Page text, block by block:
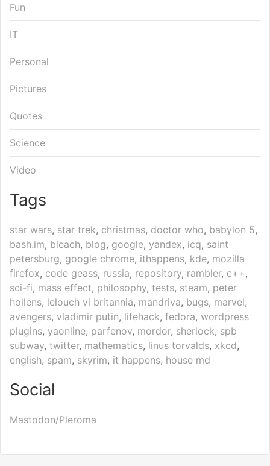
Fun
IT
Personal
Pictures
Quotes
Science
Video
Tags
star wars, star trek, christmas, doctor who, babylon 5,
bash.im, bleach, blog, google, yandex, icq, saint
petersburg, google chrome, ithappens, kde, mozilla
firefox, code geass, russia, repository, rambler, c++,
sci-fi, mass effect, philosophy, tests, steam, peter
hollens, lelouch vi britannia, mandriva, bugs, marvel,
avengers, vladimir putin, lifehack, fedora, wordpress
plugins, yaonline, parfenov, mordor, sherlock, spb
subway, twitter, mathematics, linus torvalds, xkcd,
english, spam, skyrim, it happens, house md
Social
Mastodon/Pleroma